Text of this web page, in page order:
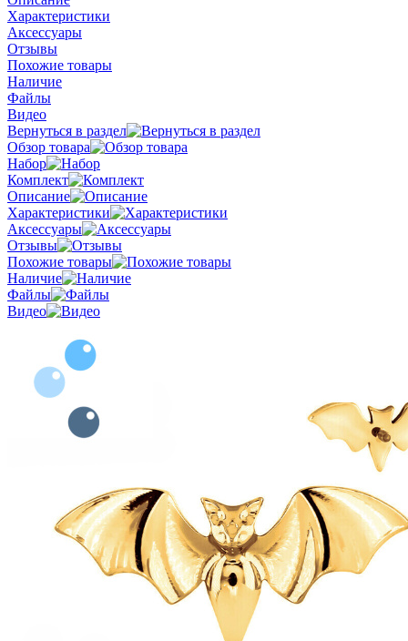
Характеристики
Аксессуары
Отзывы
Похожие товары
Наличие
Файлы
Видео
Вернуться в раздел
Обзор товара
Набор
Комплект
Описание
Характеристики
Аксессуары
Отзывы
Похожие товары
Наличие
Файлы
Видео